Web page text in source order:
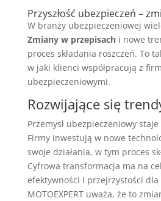
Przyszłość ubezpieczeń –
W branży ubezpieczeniowej
Zmiany w przepisachi nowe
proces składania roszczeń. To
w jaki klienci współpracują z
ubezpieczeniowymi.
Rozwijające się
Przemysł ubezpieczeniowy
Firmy inwestują w nowe
swoje działania, w tym proces
Cyfrowa transformacja ma na
efektywności i przejrzystości
MOTOEXPERT uważa, że to